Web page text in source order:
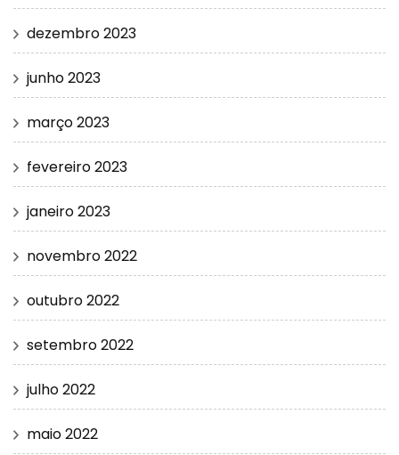
dezembro 2023
junho 2023
março 2023
fevereiro 2023
janeiro 2023
novembro 2022
outubro 2022
setembro 2022
julho 2022
maio 2022